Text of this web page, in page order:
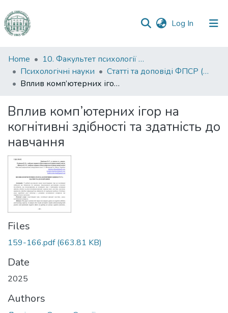
Log In (current)
Communities
&
Collections
Statistics
Home
10. Факультет психології та соціальної роботи
Психологічні науки
Статті та доповіді ФПСР (Психологічні науки)
Вплив комп’ютерних ігор на когнітивні здібності та здатність до навчання
Вплив комп’ютерних ігор на
когнітивні здібності та здатність до
навчання
Files
159-166.pdf(663.81 KB)
Date
2025
Authors